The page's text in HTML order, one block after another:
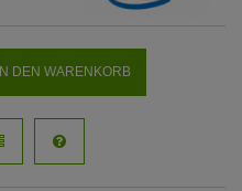
IN DEN WARENKORB